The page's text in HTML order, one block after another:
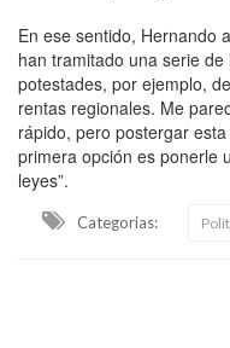
En ese sentido, Hernando
han tramitado una serie
potestades, por ejemplo,
rentas regionales. Me
rápido, pero postergar
primera opción es ponerle
leyes”.
Categorias: